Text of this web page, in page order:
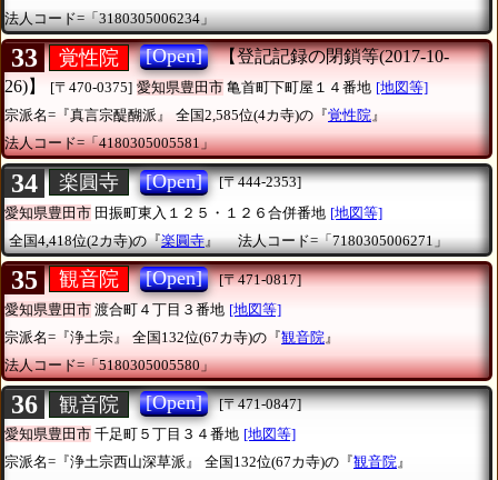
法人コード=「3180305006234」
33 覚性院 [Open]
【登記記録の閉鎖等(2017-10-
26)】
[〒470-0375] 愛知県豊田市 亀首町下町屋１４番地 [地図等]
宗派名=『真言宗醍醐派』
全国2,585位(4カ寺)の『覚性院』
法人コード=「4180305005581」
34 楽圓寺 [Open]
[〒444-2353]
愛知県豊田市 田振町東入１２５・１２６合併番地 [地図等]
全国4,418位(2カ寺)の『楽圓寺』 法人コード=「7180305006271」
35 観音院 [Open]
[〒471-0817]
愛知県豊田市 渡合町４丁目３番地 [地図等]
宗派名=『浄土宗』
全国132位(67カ寺)の『観音院 』
法人コード=「5180305005580」
36 観音院 [Open]
[〒471-0847]
愛知県豊田市 千足町５丁目３４番地 [地図等]
宗派名=『浄土宗西山深草派』
全国132位(67カ寺)の『観音院』